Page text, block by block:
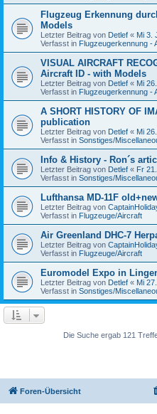
Flugzeug Erkennung
Models
Letzter Beitrag von Detlef « Mi 3.
Verfasst in Flugzeugerkennung -
VISUAL AIRCRAFT
Aircraft ID - with Models
Letzter Beitrag von Detlef « Mi
Verfasst in Flugzeugerkennung -
A SHORT HISTORY OF
publication
Letzter Beitrag von Detlef « Mi
Verfasst in Sonstiges/
Info & History - Ron´s
Letzter Beitrag von Detlef « Fr
Verfasst in Sonstiges/
Lufthansa MD-11F
Letzter Beitrag von
Verfasst in Flugzeuge/Aircraft
Air Greenland DHC-7
Letzter Beitrag von
Verfasst in Flugzeuge/Aircraft
Euromodel Expo in
Letzter Beitrag von Detlef « Mi
Verfasst in Sonstiges/
Die Suche ergab 121
Foren-Übersicht